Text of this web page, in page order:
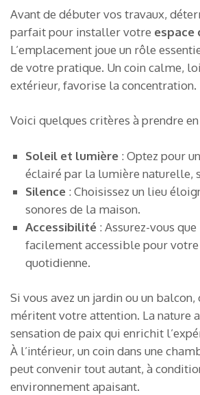
Avant de débuter vos travaux,
parfait pour installer votre espace
L’emplacement joue un rôle
de votre pratique. Un coin calme,
extérieur, favorise la concentration.
Voici quelques critères à prendre
Soleil et lumière : Optez pour
éclairé par la lumière naturelle,
Silence : Choisissez un lieu
sonores de la maison.
Accessibilité : Assurez-vous que
facilement accessible pour
quotidienne.
Si vous avez un jardin ou un balcon,
méritent votre attention. La nature
sensation de paix qui enrichit
À l’intérieur, un coin dans une
peut convenir tout autant, à
environnement apaisant.